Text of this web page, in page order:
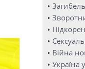
•
•
•
•
• Війна
• Україна